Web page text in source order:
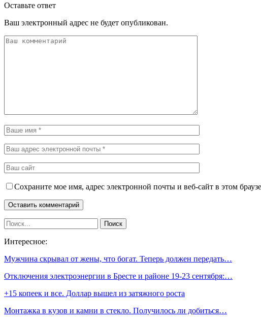
Оставьте ответ
Ваш электронный адрес не будет опубликован.
Сохраните мое имя, адрес электронной почты и веб-сайт в этом
Интересное:
Мужчина скрывал от жены, что богат. Теперь должен передать…
Отключения электроэнергии в Бресте и районе 19-23 сентября:…
+15 копеек и все. Доллар вышел из затяжного роста
Монтажка в кузов и камни в стекло. Получилось ли добиться…